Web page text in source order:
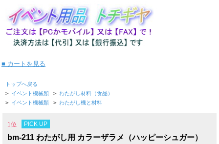
■ カートを見る
トップへ戻る
> イベント機械類 > わたがし材料（食品）
> イベント機械類 > わたがし機と材料
1位 PICK UP
bm-211 わたがし用 カラーザラメ（ハッピーシュガー）